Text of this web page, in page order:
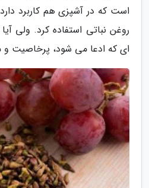
است که در آشپزی هم کاربرد
روغن نباتی استفاده کرد. ولی
ای که ادعا می شود، پرخاصیت